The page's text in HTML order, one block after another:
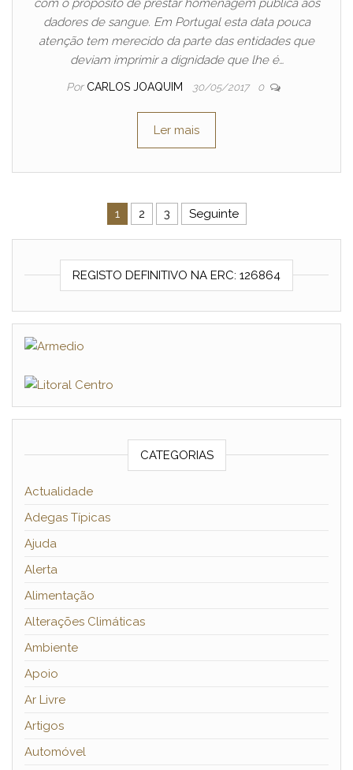
com o propósito de prestar homenagem pública aos
dadores de sangue. Em Portugal esta data pouca
atenção tem merecido da parte das entidades que
deviam imprimir a dignidade que lhe é…
Por CARLOS JOAQUIM 30/05/2017 0
Ler mais
Navegação de artigos
1 2 3 Seguinte
REGISTO DEFINITIVO NA ERC: 126864
CATEGORIAS
Actualidade
Adegas Típicas
Ajuda
Alerta
Alimentação
Alterações Climáticas
Ambiente
Apoio
Ar Livre
Artigos
Automóvel